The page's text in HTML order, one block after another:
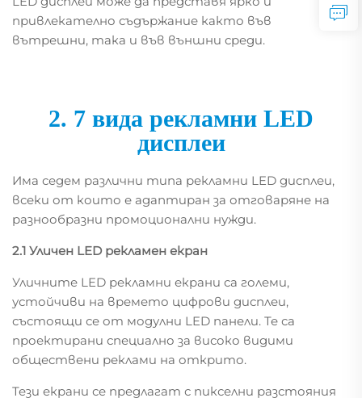
привлекателно съдържание както във
вътрешни, така и във външни среди.
2. 7 вида рекламни LED
дисплеи
Има седем различни типа рекламни LED дисплеи,
всеки от които е адаптиран за отговаряне на
разнообразни промоционални нужди.
2.1 Уличен LED рекламен екран
Уличните LED рекламни екрани са големи,
устойчиви на времето цифрови дисплеи,
състоящи се от модулни LED панели. Те са
проектирани специално за високо видими
обществени реклами на открито.
Тези екрани се предлагат с пикселни разстояния